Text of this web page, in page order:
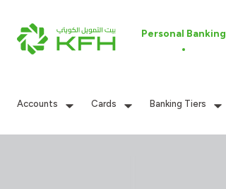
Personal Banking
Accounts Cards Banking Tiers